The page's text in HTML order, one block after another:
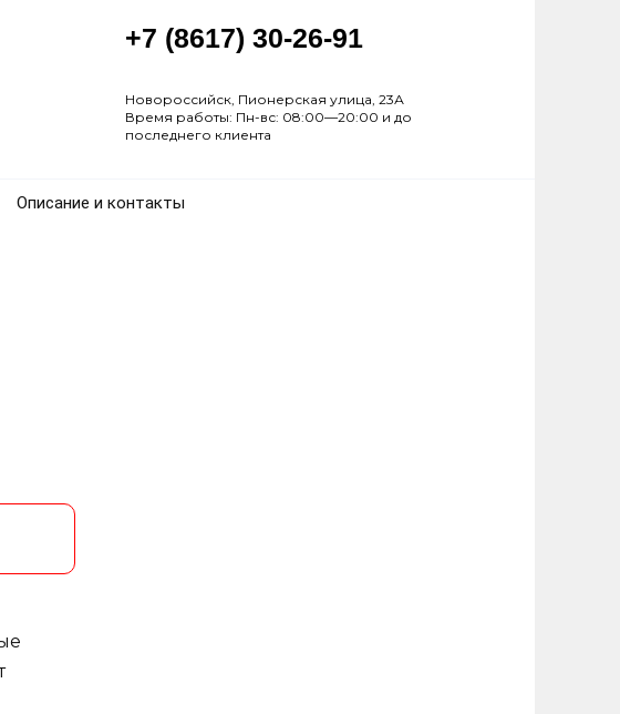
+7 (8617) 30-26-91
Новороссийск, Пионерская улица, 23А
Время работы: Пн-вс: 08:00—20:00 и до
последнего клиента
Описание и контакты